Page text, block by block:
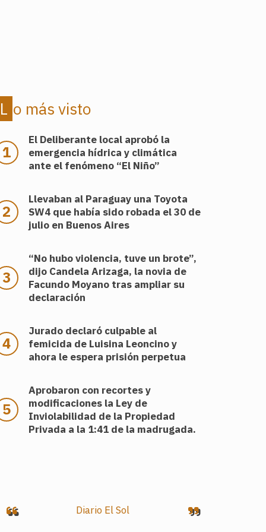
Lo más visto
El Deliberante local aprobó la
emergencia hídrica y climática
ante el fenómeno “El Niño”
Llevaban al Paraguay una Toyota
SW4 que había sido robada el 30 de
julio en Buenos Aires
“No hubo violencia, tuve un brote”,
dijo Candela Arizaga, la novia de
Facundo Moyano tras ampliar su
declaración
Jurado declaró culpable al
femicida de Luisina Leoncino y
ahora le espera prisión perpetua
Aprobaron con recortes y
modificaciones la Ley de
Inviolabilidad de la Propiedad
Privada a la 1:41 de la madrugada.
Diario El Sol